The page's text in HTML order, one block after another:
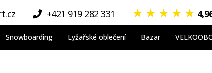
+421 919 282 331 ★ ★ ★ ★ ★
Snowboarding Lyžařské oblečení Bazar